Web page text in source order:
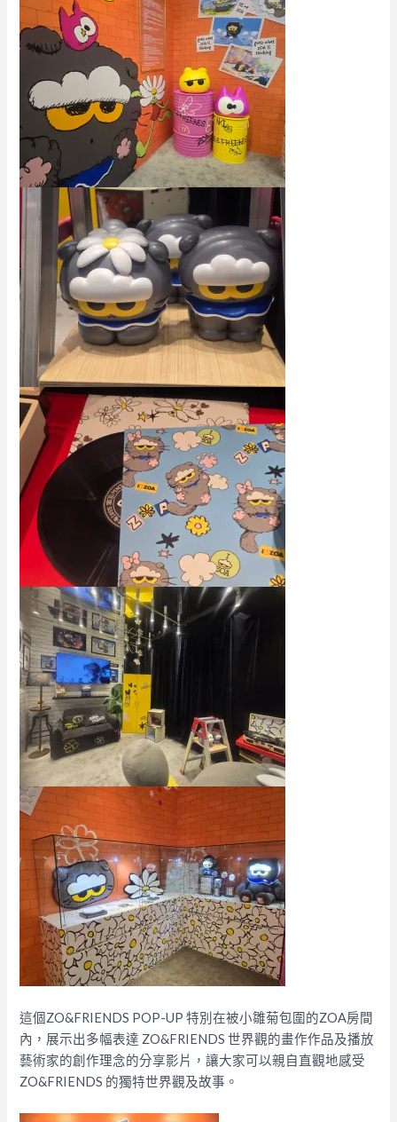
這個ZO&FRIENDS POP-UP 特別在被小雛菊包圍的ZOA房間
內，展示出多幅表達 ZO&FRIENDS 世界觀的畫作作品及播放
藝術家的創作理念的分享影片，讓大家可以親自直觀地感受
ZO&FRIENDS 的獨特世界觀及故事。